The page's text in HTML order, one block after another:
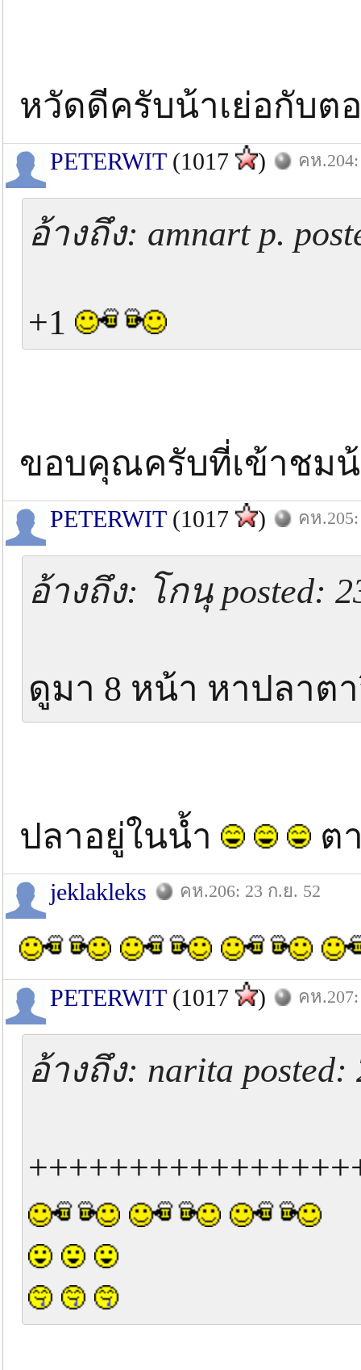
หวัดดีครับน้าเย่อกับตอ
PETERWIT(1017 ) คห
อ้างถึง: amnart p.
+1
ขอบคุณครับที่เข้าชมน้
PETERWIT(1017 ) คห
อ้างถึง: โกนุ posted:
ดูมา 8 หน้า หาปลาต
ปลาอยู่ในน้ำ ต
jeklakleks คห.206: 23 ก.ย. 52
PETERWIT(1017 ) คห
อ้างถึง: narita posted: